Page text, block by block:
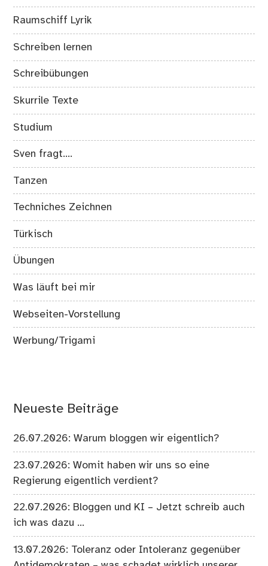
Raumschiff Lyrik
Schreiben lernen
Schreibübungen
Skurrile Texte
Studium
Sven fragt….
Tanzen
Techniches Zeichnen
Türkisch
Übungen
Was läuft bei mir
Webseiten-Vorstellung
Werbung/Trigami
Neueste Beiträge
26.07.2026: Warum bloggen wir eigentlich?
23.07.2026: Womit haben wir uns so eine
Regierung eigentlich verdient?
22.07.2026: Bloggen und KI – Jetzt schreib auch
ich was dazu …
13.07.2026: Toleranz oder Intoleranz gegenüber